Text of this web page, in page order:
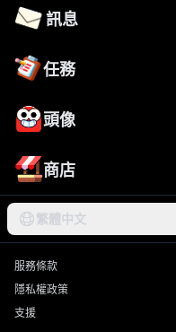
訊息
任務
頭像
商店
繁體中文
服務條款
隱私權政策
支援